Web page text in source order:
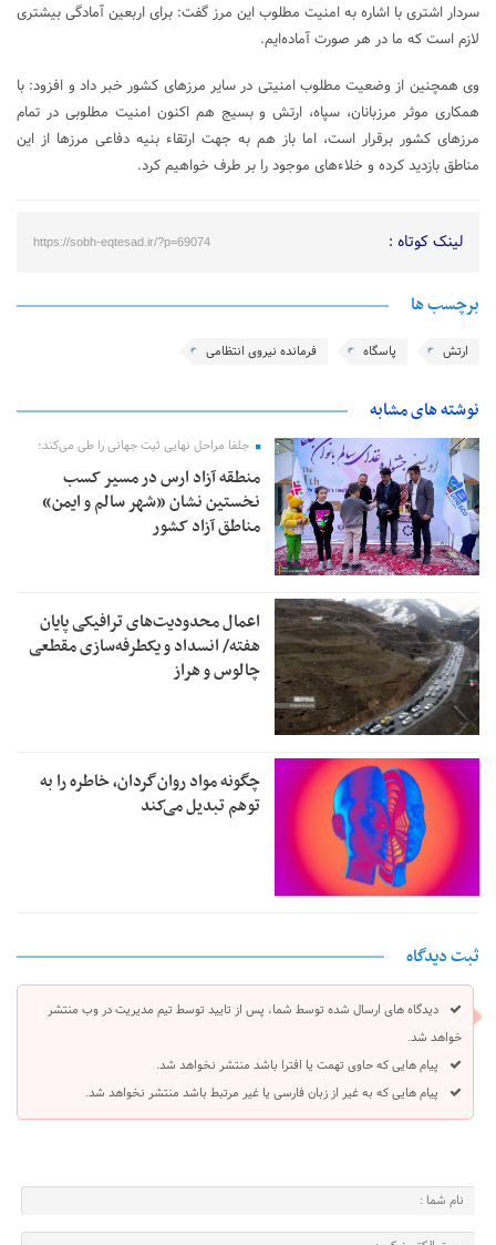
سردار اشتری با اشاره به امنیت مطلوب این مرز گفت: برای اربعین آمادگی بیشتری
لازم است که ما در هر صورت آماده‌ایم.
وی همچنین از وضعیت مطلوب امنیتی در سایر مرزهای کشور خبر داد و افزود: با
همکاری موثر مرزبانان، سپاه، ارتش و بسیج هم اکنون امنیت مطلوبی در تمام
مرزهای کشور برقرار است، اما باز هم به جهت ارتقاء بنیه دفاعی مرزها از این
مناطق بازدید کرده و خلاءهای موجود را بر طرف خواهیم کرد.
لینک کوتاه : https://sobh-eqtesad.ir/?p=69074
برچسب ها
ارتش پاسگاه فرمانده نیروی انتظامی
نوشته های مشابه
جلفا مراحل نهایی ثبت جهانی را طی می‌کند؛
منطقه آزاد ارس در مسیر کسب
نخستین نشان «شهر سالم و ایمن»
مناطق آزاد کشور
اعمال محدودیت‌های ترافیکی پایان
هفته/ انسداد و یکطرفه‌سازی مقطعی
چالوس و هراز
چگونه مواد روان‌گردان، خاطره را به
توهم تبدیل می‌کند
ثبت دیدگاه
دیدگاه های ارسال شده توسط شما، پس از تایید توسط تیم مدیریت در وب منتشر
خواهد شد.
پیام هایی که حاوی تهمت یا افترا باشد منتشر نخواهد شد.
پیام هایی که به غیر از زبان فارسی یا غیر مرتبط باشد منتشر نخواهد شد.